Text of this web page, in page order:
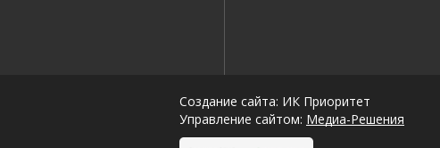
Создание сайта: ИК Приоритет
Управление сайтом: Медиа-Решения